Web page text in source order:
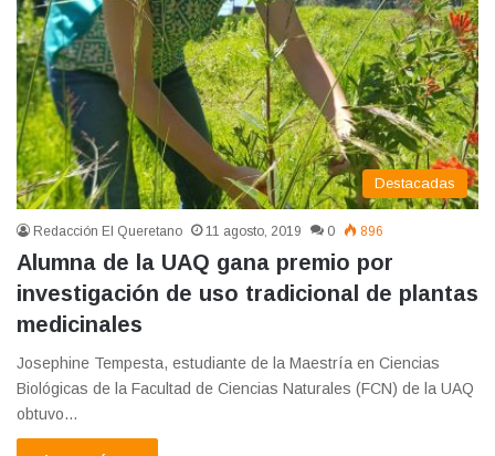
Destacadas
Redacción El Queretano 11 agosto, 2019 0 896
Alumna de la UAQ gana premio por
investigación de uso tradicional de plantas
medicinales
Josephine Tempesta, estudiante de la Maestría en Ciencias
Biológicas de la Facultad de Ciencias Naturales (FCN) de la UAQ
obtuvo…